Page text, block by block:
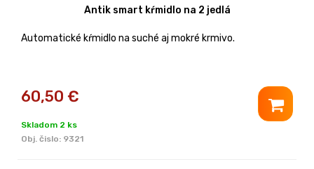
Antik smart kŕmidlo na 2 jedlá
Automatické kŕmidlo na suché aj mokré krmivo.
60,50 €
Skladom 2 ks
Obj. čislo: 9321